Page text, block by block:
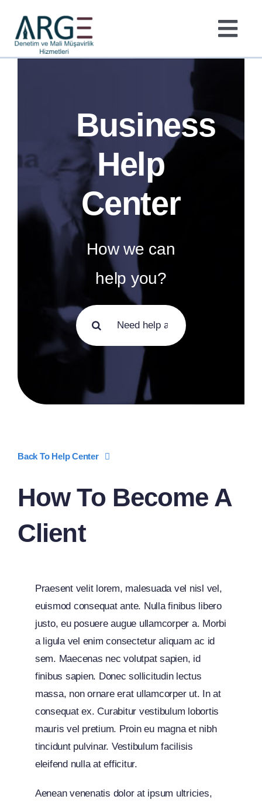
content
Haberler & Yazılar
Business
Help
Center
How we can
help you?
Ara:
Back To Help Center
How To Become A
Client
Praesent velit lorem, malesuada vel nisl vel,
euismod consequat ante. Nulla finibus libero
justo, eu posuere augue ullamcorper a. Morbi
a ligula vel enim consectetur aliquam ac id
sem. Maecenas nec volutpat sapien, id
finibus sapien. Donec sollicitudin lectus
massa, non ornare erat ullamcorper ut. In at
consequat ex. Curabitur vestibulum lobortis
mauris vel pretium. Proin eu magna et nibh
tincidunt pulvinar. Vestibulum facilisis
eleifend nulla at efficitur.
Aenean venenatis dolor at ipsum ultricies,